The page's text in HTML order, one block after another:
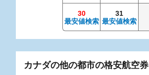
30
最安値検索
31
最安値検索
カナダの他の都市の格安航空券